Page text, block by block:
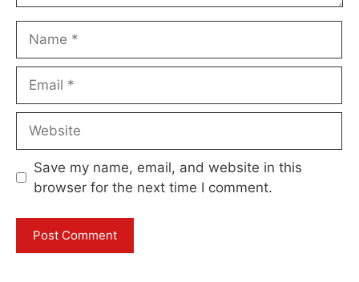
Save my name, email, and website in this
browser for the next time I comment.